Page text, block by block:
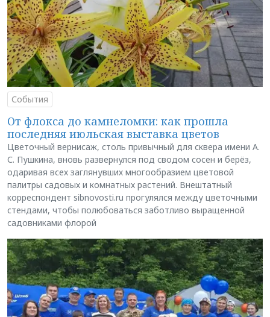
События
От флокса до камнеломки: как прошла
последняя июльская выставка цветов
Цветочный вернисаж, столь привычный для сквера имени А.
С. Пушкина, вновь развернулся под сводом сосен и берёз,
одаривая всех заглянувших многообразием цветовой
палитры садовых и комнатных растений. Внештатный
корреспондент sibnovosti.ru прогулялся между цветочными
стендами, чтобы полюбоваться заботливо выращенной
садовниками флорой